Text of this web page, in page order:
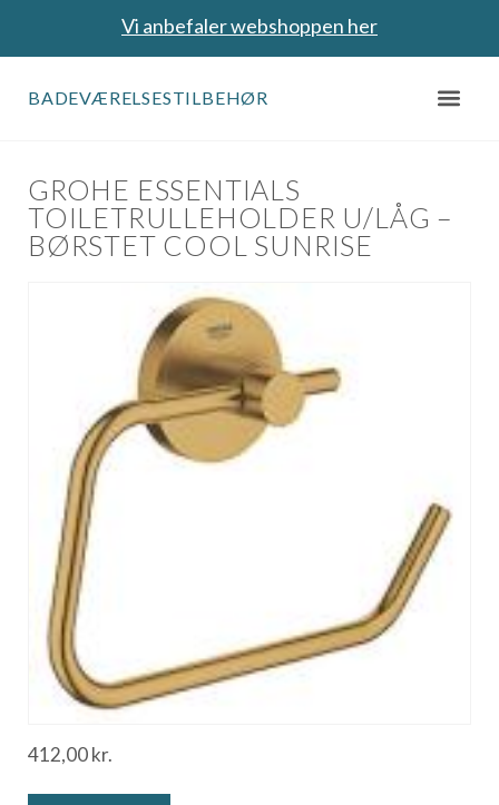
Vi anbefaler webshoppen her
BADEVÆRELSESTILBEHØR
GROHE ESSENTIALS
TOILETRULLEHOLDER U/LÅG –
BØRSTET COOL SUNRISE
412,00kr.